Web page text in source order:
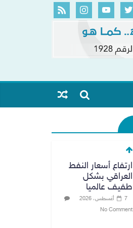
ارتفاع أسعار النفط
العراقي بشكل
طفيف عالميا
7 أغسطس، 2026
No Comment